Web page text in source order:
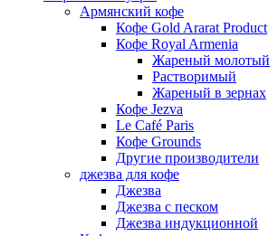
Армянский кофе
Кофе Gold Ararat Product
Кофе Royal Armenia
Жареный молотый
Растворимый
Жареный в зернах
Кофе Jezva
Le Café Paris
Кофе Grounds
Другие производители
джезва для кофе
Джезва
Джезва с песком
Джезва индукционной